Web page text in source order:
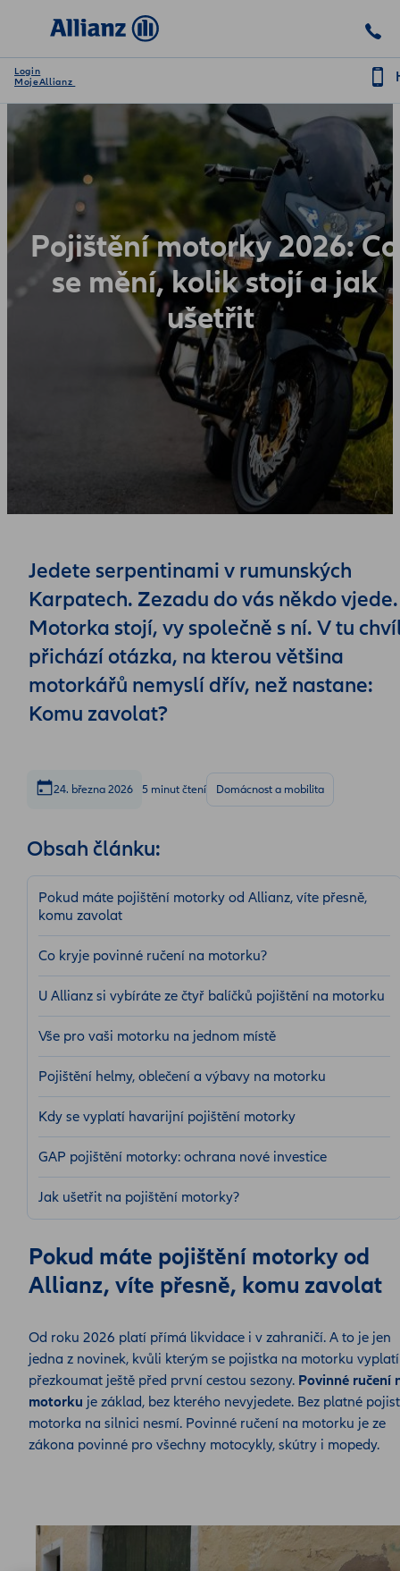
Login
MojeAllianz
Pojištění motorky 2026: Co
se mění, kolik stojí a jak
ušetřit
Jedete serpentinami v rumunských
Karpatech. Zezadu do vás někdo vjede.
Motorka stojí, vy společně s ní. V tu
přichází otázka, na kterou většina
motorkářů nemyslí dřív, než nastane:
Komu zavolat?
24. března 2026 5 minut čtení Domácnost a mobilita
Obsah článku:
Pokud máte pojištění motorky od Allianz, víte přesně,
komu zavolat
Co kryje povinné ručení na motorku?
U Allianz si vybíráte ze čtyř balíčků pojištění na motorku
Vše pro vaši motorku na jednom místě
Pojištění helmy, oblečení a výbavy na motorku
Kdy se vyplatí havarijní pojištění motorky
GAP pojištění motorky: ochrana nové investice
Jak ušetřit na pojištění motorky?
Pokud máte pojištění motorky od
Allianz, víte přesně, komu zavolat
Od roku 2026 platí přímá likvidace i v zahraničí. A to je jen
jedna z novinek, kvůli kterým se pojistka na motorku vyplatí
přezkoumat ještě před první cestou sezony. Povinné ručení
motorku je základ, bez kterého nevyjedete. Bez platné
motorka na silnici nesmí. Povinné ručení na motorku je ze
zákona povinné pro všechny motocykly, skútry i mopedy.